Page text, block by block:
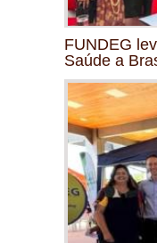
FUNDEG
Saúde a